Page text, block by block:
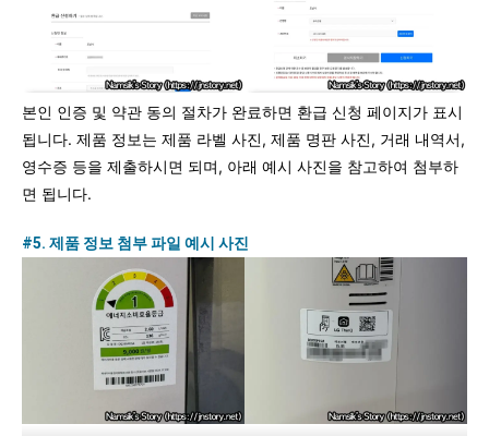
본인 인증 및 약관 동의 절차가 완료하면 환급 신청 페이지가 표시
됩니다. 제품 정보는 제품 라벨 사진, 제품 명판 사진, 거래 내역서,
영수증 등을 제출하시면 되며, 아래 예시 사진을 참고하여 첨부하
면 됩니다.
#5. 제품 정보 첨부 파일 예시 사진